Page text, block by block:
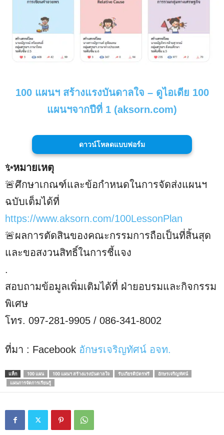
100 แผนฯ สร้างแรงบันดาลใจ – ดูไอเดีย 100
แผนฯจากปีที่ 1 (aksorn.com)
ดาวน์โหลดแบบฟอร์ม
✨หมายเหตุ
🚨ศึกษาเกณฑ์และข้อกำหนดในการจัดส่งแผนฯ
ฉบับเต็มได้ที่
https://www.aksorn.com/100LessonPlan
🚨ผลการตัดสินของคณะกรรมการถือเป็นที่สิ้นสุด
และขอสงวนสิทธิ์ในการชี้แจง
.
สอบถามข้อมูลเพิ่มเติมได้ที่ ฝ่ายอบรมและกิจกรรม
พิเศษ
โทร. 097-281-9905 / 086-341-8002
ที่มา : Facebook อักษรเจริญทัศน์ อจท.
แท็ก 100 แผน 100 แผนฯ สร้างแรงบันดาลใจ รับเกียรติบัตรฟรี
อักษรเจริญทัศน์
แผนการจัดการเรียนรู้